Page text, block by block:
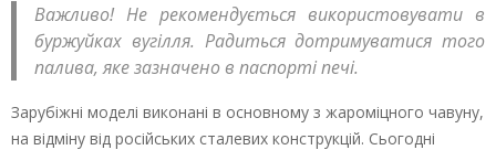
Важливо! Не рекомендується використовувати в
буржуйках вугілля. Радиться дотримуватися того
палива, яке зазначено в паспорті печі.
Зарубіжні моделі виконані в основному з жароміцного чавуну,
на відміну від російських сталевих конструкцій. Сьогодні